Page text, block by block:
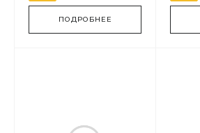
ПОДРОБНЕЕ